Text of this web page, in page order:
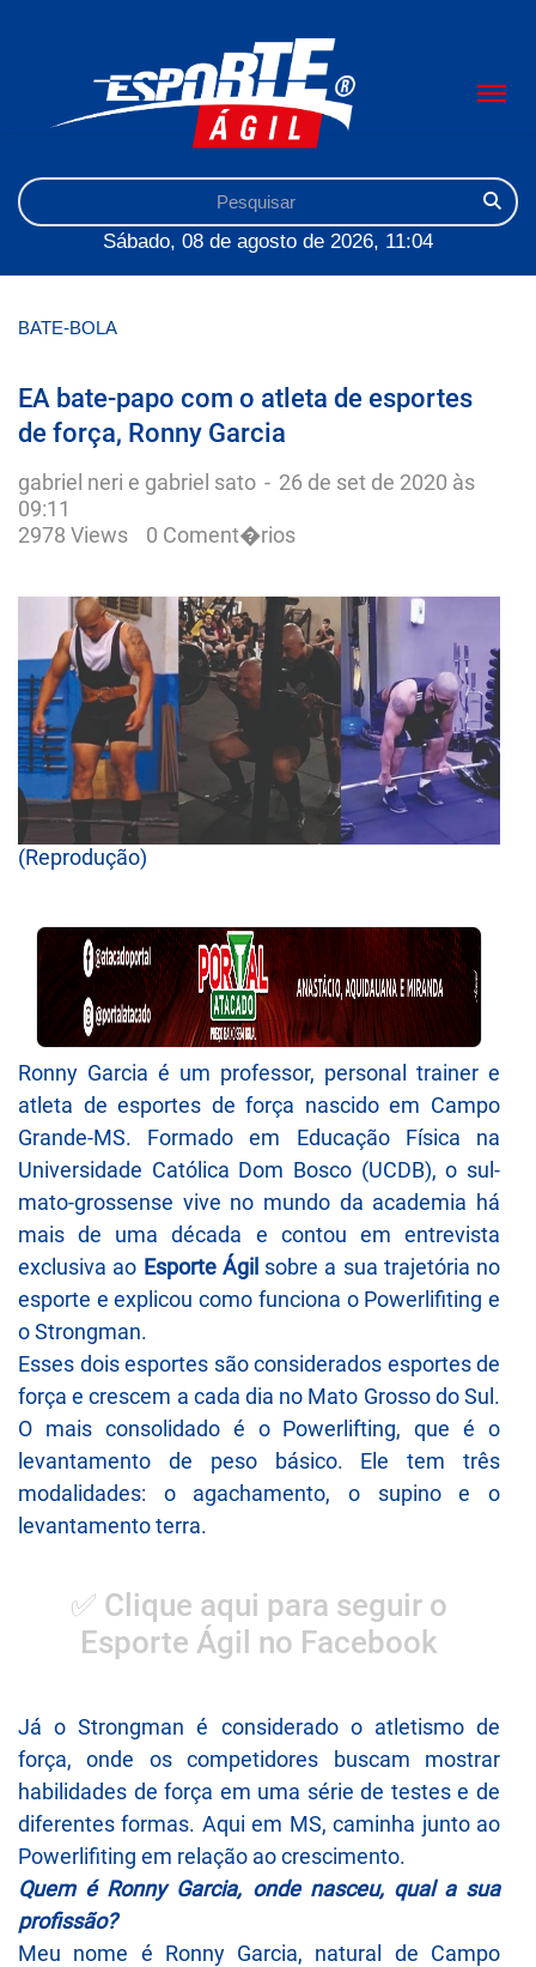
Sábado, 08 de agosto de 2026, 11:04
BATE-BOLA
EA bate-papo com o atleta de esportes
de força, Ronny Garcia
gabriel neri e gabriel sato - 26 de set de 2020 às
09:11
2978 Views
0 Coment�rios
(Reprodução)
Ronny Garcia é um professor, personal trainer e
atleta de esportes de força nascido em Campo
Grande-MS. Formado em Educação Física na
Universidade Católica Dom Bosco (UCDB), o sul-
mato-grossense vive no mundo da academia há
mais de uma década e contou em entrevista
exclusiva ao Esporte Ágil sobre a sua trajetória no
esporte e explicou como funciona o Powerlifiting e
o Strongman.
Esses dois esportes são considerados esportes de
força e crescem a cada dia no Mato Grosso do Sul.
O mais consolidado é o Powerlifting, que é o
levantamento de peso básico. Ele tem três
modalidades: o agachamento, o supino e o
levantamento terra.
✅ Clique aqui para seguir o
Esporte Ágil no Facebook
Já o Strongman é considerado o atletismo de
força, onde os competidores buscam mostrar
habilidades de força em uma série de testes e de
diferentes formas. Aqui em MS, caminha junto ao
Powerlifiting em relação ao crescimento.
Quem é Ronny Garcia, onde nasceu, qual a sua
profissão?
Meu nome é Ronny Garcia, natural de Campo